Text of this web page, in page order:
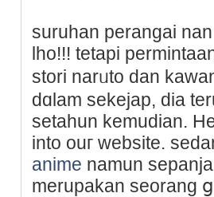
suruhan perangai
lho!!! tetapi
stori narᥙto dan
dɑlam sekejap, dia
setahun kemudian.
into ouг website.
anime namun
merupakan seorang